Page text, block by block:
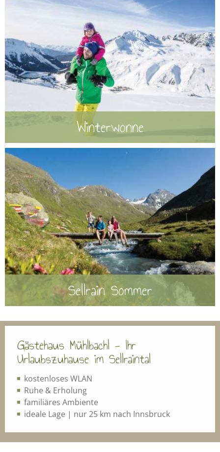
Winterwonne
Sellrain Sommer
Gästehaus Mühlbachl - Ihr
Urlaubszuhause im Sellraintal
kostenloses WLAN
Ruhe & Erholung
familiäres Ambiente
ideale Lage | nur 25 km nach Innsbruck